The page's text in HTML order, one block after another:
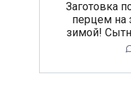
Заготовка
перцем на
зимой!